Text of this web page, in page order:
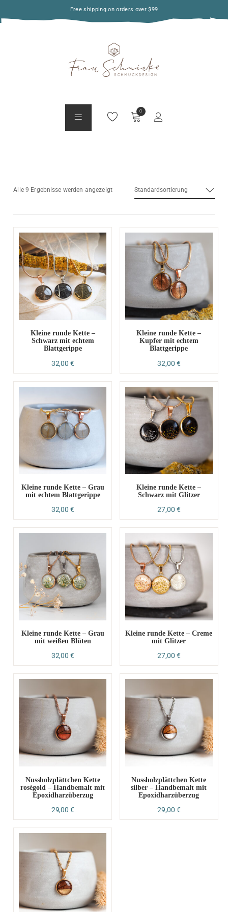
Free shipping on orders over $99
Alle 9 Ergebnisse werden angezeigt Standardsortierung
Kleine runde Kette –
Schwarz mit echtem
Blattgerippe
32,00 €
Kleine runde Kette –
Kupfer mit echtem
Blattgerippe
32,00 €
Kleine runde Kette – Grau
mit echtem Blattgerippe
32,00 €
Kleine runde Kette –
Schwarz mit Glitzer
27,00 €
Kleine runde Kette – Grau
mit weißen Blüten
32,00 €
Kleine runde Kette – Creme
mit Glitzer
27,00 €
Nussholzplättchen Kette
roségold – Handbemalt mit
Epoxidharzüberzug
29,00 €
Nussholzplättchen Kette
silber – Handbemalt mit
Epoxidharzüberzug
29,00 €